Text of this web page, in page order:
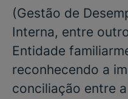
(Gestão de
Interna, entre
Entidade
reconhecendo a
conciliação entre